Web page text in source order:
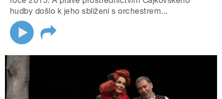
hudby došlo k jeho sblížení s orchestrem...